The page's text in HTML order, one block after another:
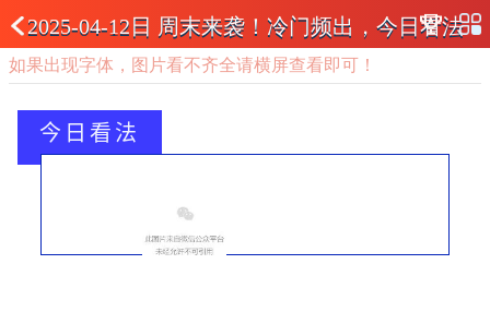
2025-04-12日 周末来袭！冷门频出，今日看法
如果出现字体，图片看不齐全请横屏查看即可！
今日看法